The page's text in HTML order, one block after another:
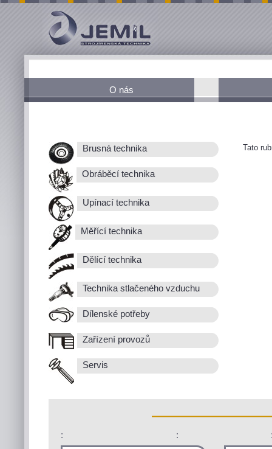
O nás
Brusná technika
Obráběcí technika
Upínací technika
Měřící technika
Dělící technika
Technika stlačeného vzduchu
Dílenské potřeby
Zařízení provozů
Servis
Tato
: :